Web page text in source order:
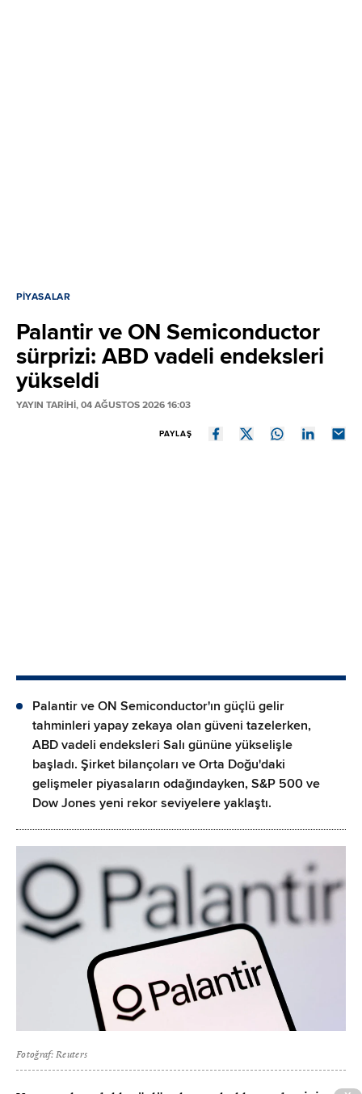
PIYASALAR
Palantir ve ON Semiconductor
sürprizi: ABD vadeli endeksleri
yükseldi
YAYIN TARİHİ, 04 AĞUSTOS 2026 16:03
PAYLAŞ
Palantir ve ON Semiconductor'ın güçlü gelir
tahminleri yapay zekaya olan güveni tazelerken,
ABD vadeli endeksleri Salı gününe yükselişle
başladı. Şirket bilançoları ve Orta Doğu'daki
gelişmeler piyasaların odağındayken, S&P 500 ve
Dow Jones yeni rekor seviyelere yaklaştı.
Fotoğraf: Reuters